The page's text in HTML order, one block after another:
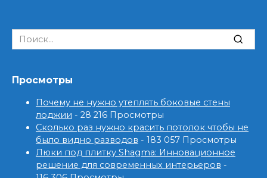
Search
for:
Просмотры
Почему не нужно утеплять боковые стены
лоджии - 28 216 Просмотры
Сколько раз нужно красить потолок чтобы не
было видно разводов - 183 057 Просмотры
Люки под плитку Shagma: Инновационное
решение для современных интерьеров -